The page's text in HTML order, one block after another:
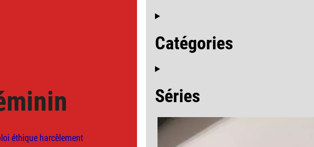
éthique harcèlement
Catégories
Séries